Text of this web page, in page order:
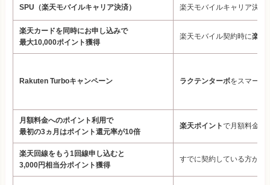
SPU（楽天モバイルキャリア決済） 楽天モバイルキャリア決済
楽天カードを同時にお申し込みで
最大10,000ポイント獲得
楽天モバイル契約時に楽天
Rakuten Turboキャンペーン ラクテンターボをスマート
月額料金へのポイント利用で
最初の3ヵ月はポイント還元率が10倍
楽天ポイントで月額料金を
楽天回線をもう1回線申し込むと
3,000円相当分ポイント獲得
すでに契約している方が、